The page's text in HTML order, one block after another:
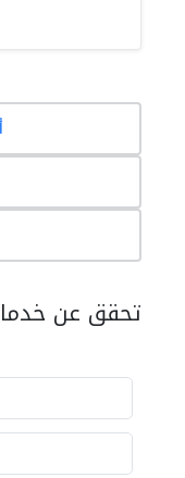
تحقق عن